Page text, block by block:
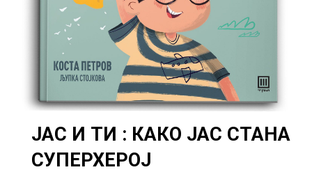
ЈАС И ТИ : КАКО ЈАС СТАНА
СУПЕРХЕРОЈ